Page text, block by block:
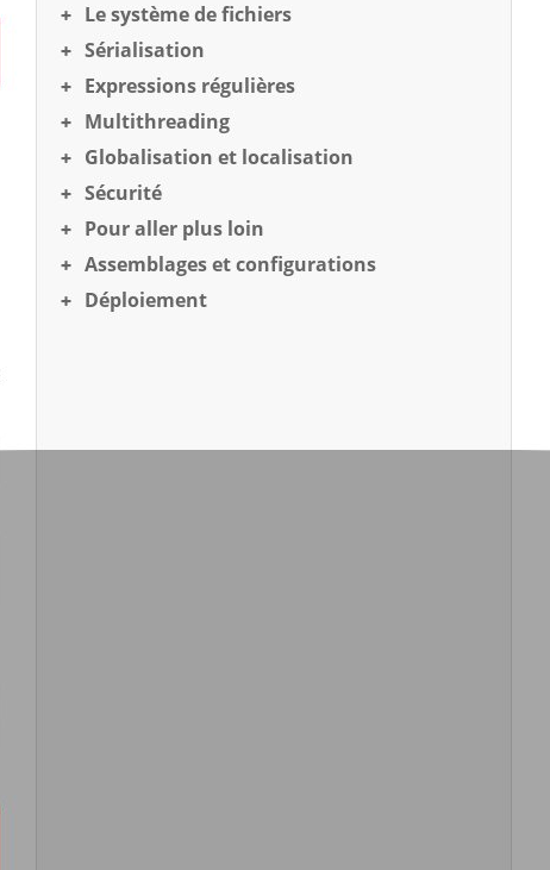
Le système de fichiers
Sérialisation
Expressions régulières
Multithreading
Globalisation et localisation
Sécurité
Pour aller plus loin
Assemblages et configurations
Déploiement